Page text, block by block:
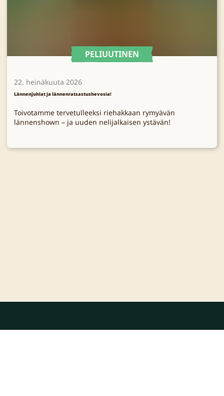
PELIUUTINEN
22. heinäkuuta 2026
Lännenjuhlat ja lännenratsastushevosia!
Toivotamme tervetulleeksi riehakkaan rymyävän
lännenshown – ja uuden nelijalkaisen ystävän!